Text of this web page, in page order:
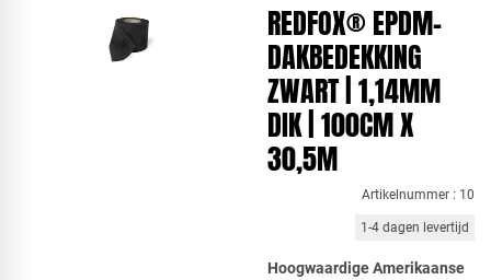
REDFOX® EPDM-
DAKBEDEKKING
ZWART | 1,14MM
DIK | 100CM X
30,5M
Artikelnummer : 10
1-4 dagen levertijd
Hoogwaardige Amerikaanse